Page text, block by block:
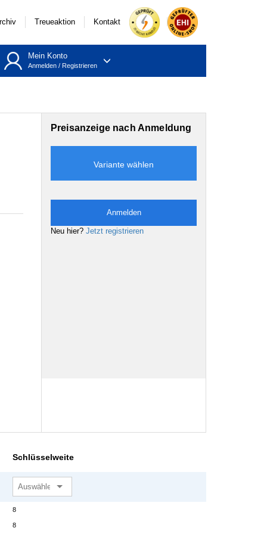
Treueaktion Kontakt
Mein Konto
Anmelden / Registrieren
Preisanzeige nach Anmeldung
Variante wählen
Anmelden
Neu hier? Jetzt registrieren
Schlüsselweite
8
8